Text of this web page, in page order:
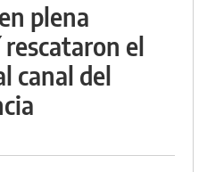
plena
el
canal del